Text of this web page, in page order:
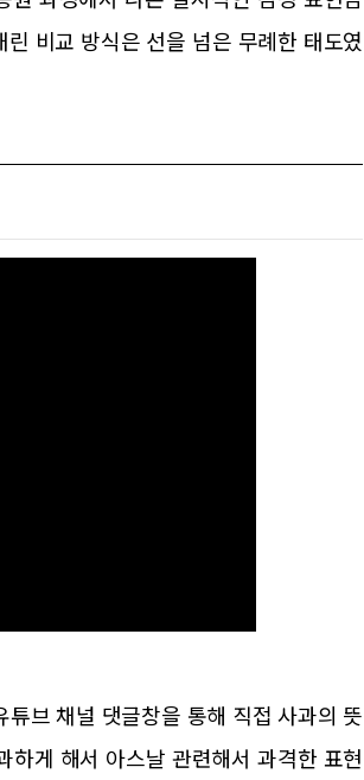
비교 방식은 선을 넘은 무례한 태도였
브 채널 댓글창을 통해 직접 사과의 뜻
게 해서 아스날 관련해서 과격한 표현